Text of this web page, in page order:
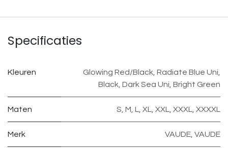
Specificaties
Kleuren Glowing Red/Black Radiate Blue Uni
Black Dark Sea Uni Bright Green
Maten S M L XL XXL XXXL XXXXL
Merk VAUDE VAUDE